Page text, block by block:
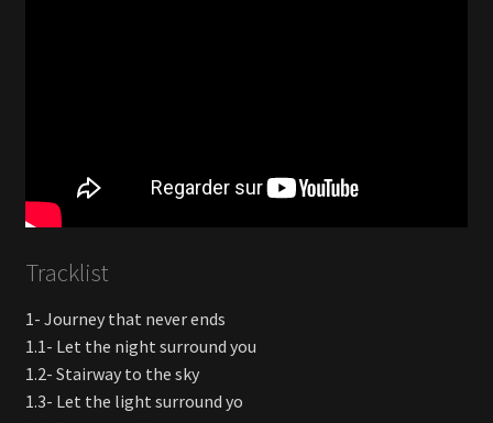
Tracklist
1- Journey that never ends
1.1- Let the night surround you
1.2- Stairway to the sky
1.3- Let the light surround yo